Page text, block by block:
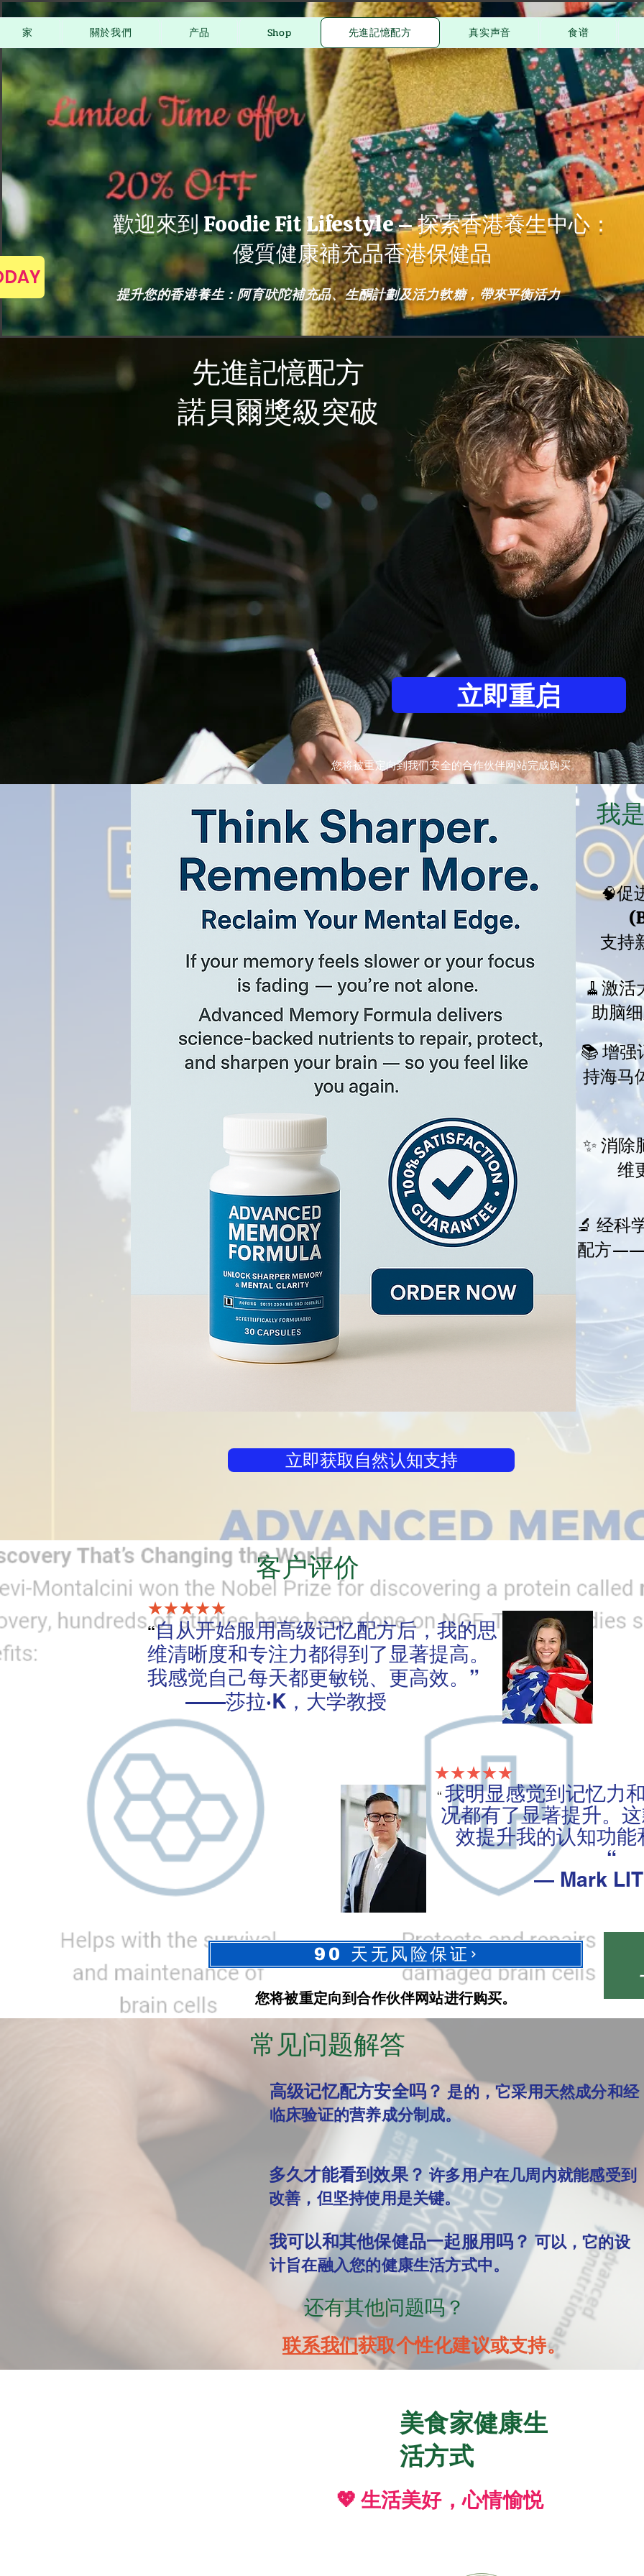
家 關於我們 产品 Shop 先進記憶配方 真实声音 食谱
歡迎來到 Foodie Fit Lifestyle – 探索香港養生中心：
優質健康補充品香港保健品
提升您的香港養生：阿育吠陀補充品、生酮計劃及活力軟糖，帶來平衡活力
先進記憶配方
諾貝爾獎級突破
立即重启
您将被重定向到我们安全的合作伙伴网站完成购买。
我
🧠促
支持
🧹激活
助脑
📚 增
持海马
✨ 消
维
🔬 经科
配方——
立即获取自然认知支持
客户评价
★★★★★
“自从开始服用高级记忆配方后，我的思
维清晰度和专注力都得到了显著提高。
我感觉自己每天都更敏锐、更高效。”
——莎拉·K，大学教授
★★★★★
“我明显感觉到记忆力
况都有了显著提升。
效提升我的认知功能
“
— Mark
90 天无风险保证
您将被重定向到合作伙伴网站进行购买。
常见问题解答
高级记忆配方安全吗？ 是的，它采用天然成分和经
临床验证的营养成分制成。
多久才能看到效果？ 许多用户在几周内就能感受到
改善，但坚持使用是关键。
我可以和其他保健品一起服用吗？ 可以，它的设
计旨在融入您的健康生活方式中。
还有其他问题吗？
联系我们获取个性化建议或支持。
美食家健康生
活方式
💖 生活美好，心情愉悦